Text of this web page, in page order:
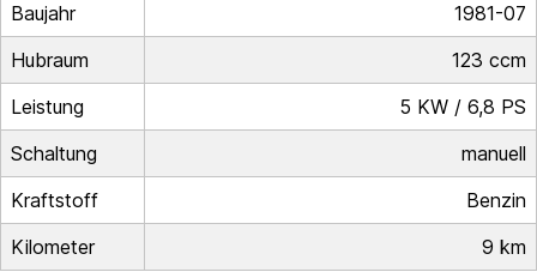
Baujahr
1981-07
Hubraum
123 ccm
Leistung
5 KW / 6,8 PS
Schaltung
manuell
Kraftstoff
Benzin
Kilometer
9 km